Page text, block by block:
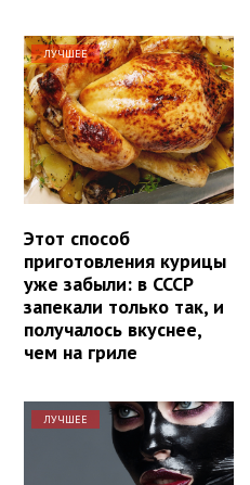
ЛУЧШЕЕ
Этот способ
приготовления курицы
уже забыли: в СССР
запекали только так, и
получалось вкуснее,
чем на гриле
ЛУЧШЕЕ